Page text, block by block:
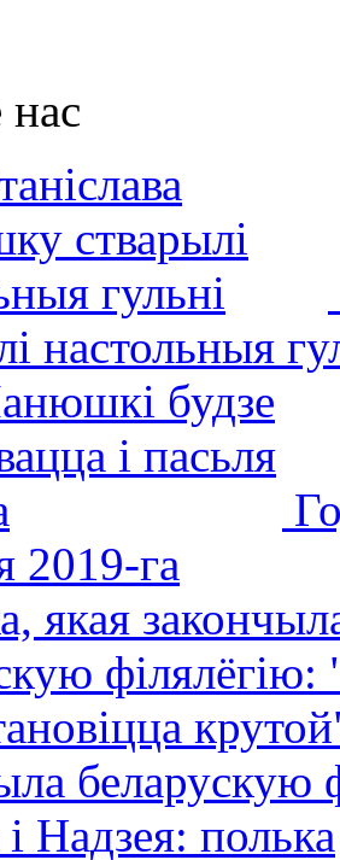
настольныя
2019-га
беларускую